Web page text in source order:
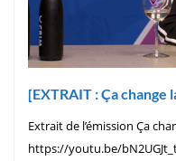
[EXTRAIT : Ça
Extrait de l’émission Ça
https://youtu.be/